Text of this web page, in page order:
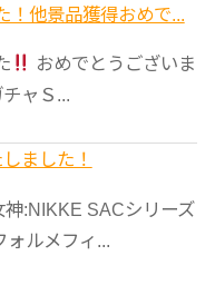
！他景品獲得おめで...
おめでとうございま
ャＳ...
ました！
神:NIKKE SACシリーズ
ルメフィ...